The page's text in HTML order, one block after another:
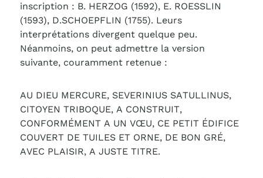
inscription : B. HERZOG (1592), E. ROESSLIN
(1593), D.SCHOEPFLIN (1755). Leurs
interprétations divergent quelque peu.
Néanmoins, on peut admettre la version
suivante, couramment retenue :
AU DIEU MERCURE, SEVERINIUS SATULLINUS,
CITOYEN TRIBOQUE, A CONSTRUIT,
CONFORMÉMENT A UN VŒU, CE PETIT ÉDIFICE
COUVERT DE TUILES ET ORNE, DE BON GRÉ,
AVEC PLAISIR, A JUSTE TITRE.